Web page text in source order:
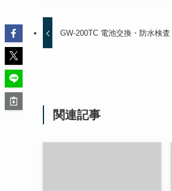
GW-200TC 電池交換・防水検査
関連記事